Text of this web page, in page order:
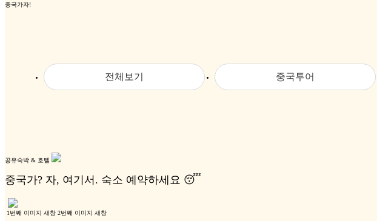
중국가자!
전체보기 중국투어
공유숙박 & 호텔
중국가? 자, 여기서. 숙소 예약하세요 😴
1번째 이미지 새창 2번째 이미지 새창